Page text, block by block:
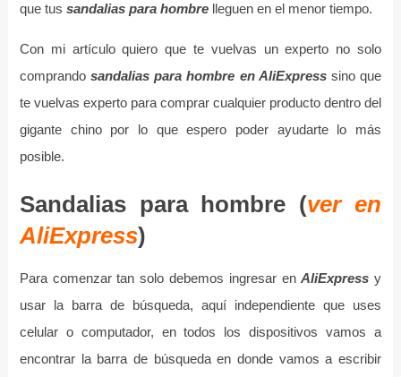
que tus sandalias para hombrelleguen en el menor tiempo.
Con mi artículo quiero que te vuelvas un experto no solo
comprandosandalias para hombre en AliExpress sino que
te vuelvas experto para comprar cualquier producto dentro del
gigante chino por lo que espero poder ayudarte lo más
posible.
Sandalias para hombre (ver en
AliExpress)
Para comenzar tan solo debemos ingresar enAliExpress y
usar la barra de búsqueda, aquí independiente que uses
celular o computador, en todos los dispositivos vamos a
encontrar la barra de búsqueda en donde vamos a escribir